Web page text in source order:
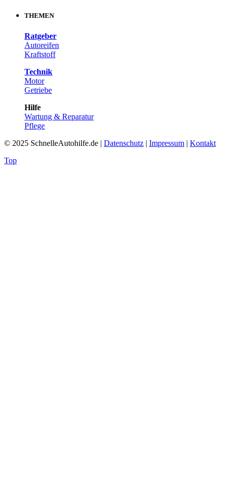
THEMEN
Ratgeber
Autoreifen
Kraftstoff
Technik
Motor
Getriebe
Hilfe
Wartung & Reparatur
Pflege
© 2025 SchnelleAutohilfe.de | Datenschutz | Impressum | Kontakt
Top